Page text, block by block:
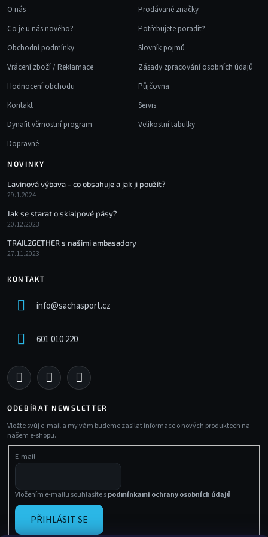
O nás
Co je u nás nového?
Obchodní podmínky
Vrácení zboží / Reklamace
Hodnocení obchodu
Kontakt
Dynafit věrnostní program
Dopravné
Prodávané značky
Potřebujete poradit?
Slovník pojmů
Zásady zpracování osobních údajů
Půjčovna
Servis
Velikostní tabulky
NOVINKY
Lavinová výbava - co obsahuje a jak ji použít?
29.1.2024
Jak se starat o skialpové pásy?
20.12.2023
TRAIL2GETHER s našimi ambasadory
27.11.2023
KONTAKT
info@sachasport.cz
601 010 220
ODEBÍRAT NEWSLETTER
Vložte svůj e-mail a my vám budeme zasílat informace o nových produktech na
našem e-shopu.
E-mail
Vložením e-mailu souhlasíte spodmínkami ochrany osobních údajů
PŘIHLÁSIT SE